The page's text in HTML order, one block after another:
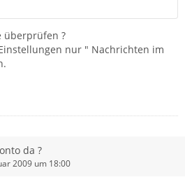
überprüfen ?
nur " Nachrichten im
da ?
2009 um 18:00